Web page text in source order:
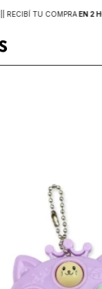
| RECIBÍ TU COMPRAEN 2